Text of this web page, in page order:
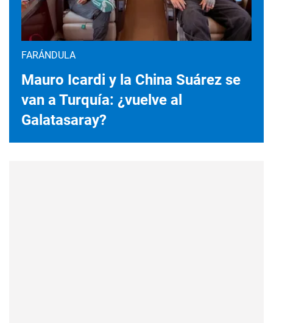
FARÁNDULA
Mauro Icardi y la China Suárez se
van a Turquía: ¿vuelve al
Galatasaray?